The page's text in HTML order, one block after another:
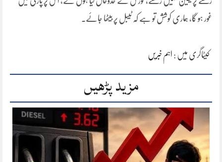
غور ہو گا، ہماری کوشش تو ہے کہ ٹیبل پر بیٹھا جائے۔
کیٹاگری میں : اہم خبریں
مزید پڑھیں